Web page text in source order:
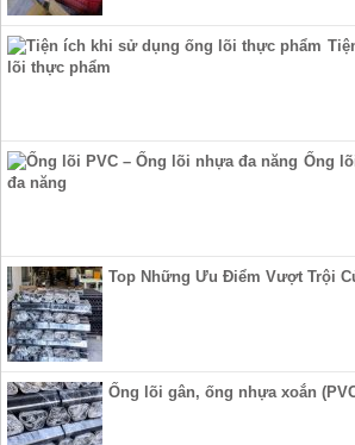
lõi thực phẩm
Ống
đa năng
Top Những Ưu Điểm Vượt Trội
Ống lõi gân, ống nhựa xoắn